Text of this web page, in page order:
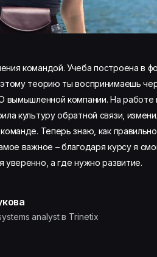
командой. Учеба построена в
теорию ты воспринимаешь
вымышленной компании. На работе
культуру обратной связи,
Теперь знаю, как
важное – благодаря курсу я
уверенно, а где нужно развитие.
analyst в Trinetix